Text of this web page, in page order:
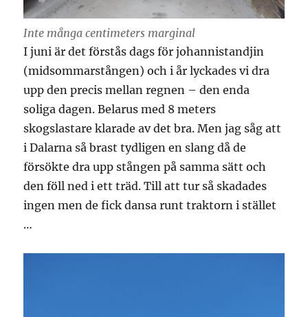
Inte många centimeters marginal
I juni är det förstås dags för johannistandjin
(midsommarstången) och i år lyckades vi dra
upp den precis mellan regnen – den enda
soliga dagen. Belarus med 8 meters
skogslastare klarade av det bra. Men jag såg att
i Dalarna så brast tydligen en slang då de
försökte dra upp stången på samma sätt och
den föll ned i ett träd. Till att tur så skadades
ingen men de fick dansa runt traktorn i stället
…